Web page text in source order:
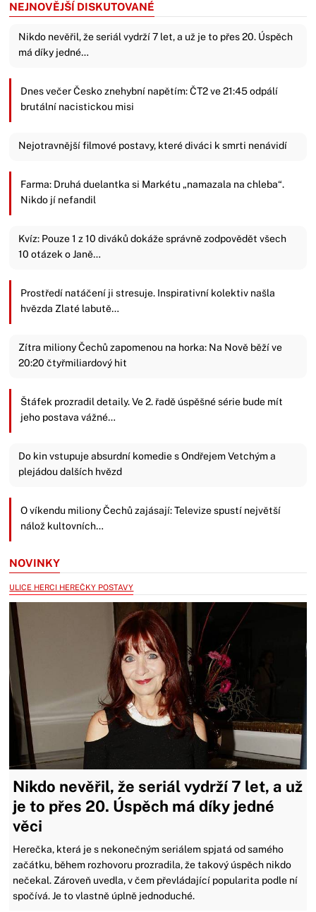
NEJNOVĚJŠÍ DISKUTOVANÉ
Nikdo nevěřil, že seriál vydrží 7 let, a už je to přes 20. Úspěch
má díky jedné…
Dnes večer Česko znehybní napětím: ČT2 ve 21:45 odpálí
brutální nacistickou misi
Nejotravnější filmové postavy, které diváci k smrti nenávidí
Farma: Druhá duelantka si Markétu „namazala na chleba“.
Nikdo jí nefandil
Kvíz: Pouze 1 z 10 diváků dokáže správně zodpovědět všech
10 otázek o Janě…
Prostředí natáčení ji stresuje. Inspirativní kolektiv našla
hvězda Zlaté labutě…
Zítra miliony Čechů zapomenou na horka: Na Nově běží ve
20:20 čtyřmiliardový hit
Štáfek prozradil detaily. Ve 2. řadě úspěšné série bude mít
jeho postava vážné…
Do kin vstupuje absurdní komedie s Ondřejem Vetchým a
plejádou dalších hvězd
O víkendu miliony Čechů zajásají: Televize spustí největší
nálož kultovních…
NOVINKY
ULICE HERCI HEREČKY POSTAVY
Nikdo nevěřil, že seriál vydrží 7 let, a už
je to přes 20. Úspěch má díky jedné
věci
Herečka, která je s nekonečným seriálem spjatá od samého
začátku, během rozhovoru prozradila, že takový úspěch nikdo
nečekal. Zároveň uvedla, v čem převládající popularita podle ní
spočívá. Je to vlastně úplně jednoduché.